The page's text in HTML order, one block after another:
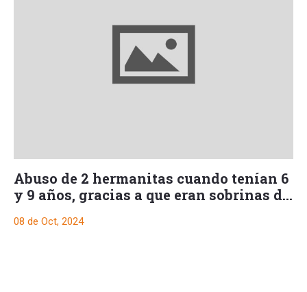
Abuso de 2 hermanitas cuando tenían 6
y 9 años, gracias a que eran sobrinas de
08 de Oct, 2024